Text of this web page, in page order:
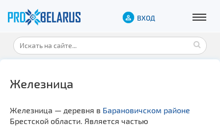
ВХОД
Железница
Железница — деревня в Барановичском районе
Брестской области. Является частью